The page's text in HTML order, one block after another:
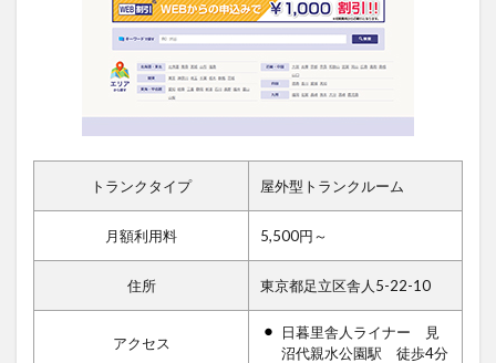
トランクタイプ 屋外型トランクルーム
月額利用料 5,500円～
住所 東京都足立区舎人5-22-10
アクセス
日暮里舎人ライナー 見
沼代親水公園駅 徒歩4分